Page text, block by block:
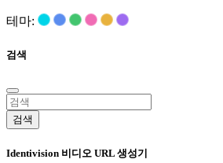
테마:
검색
검색
Identivision 비디오 URL 생성기